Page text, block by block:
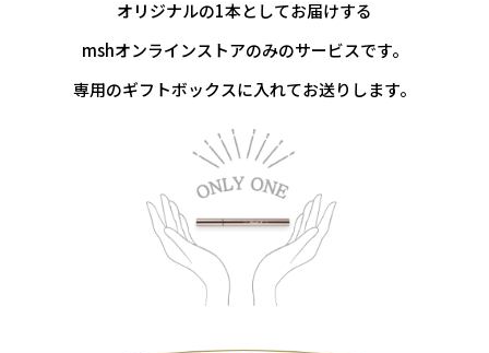
オリジナルの1本としてお届けする
mshオンラインストアのみのサービスです。
専用のギフトボックスに入れてお送りします。